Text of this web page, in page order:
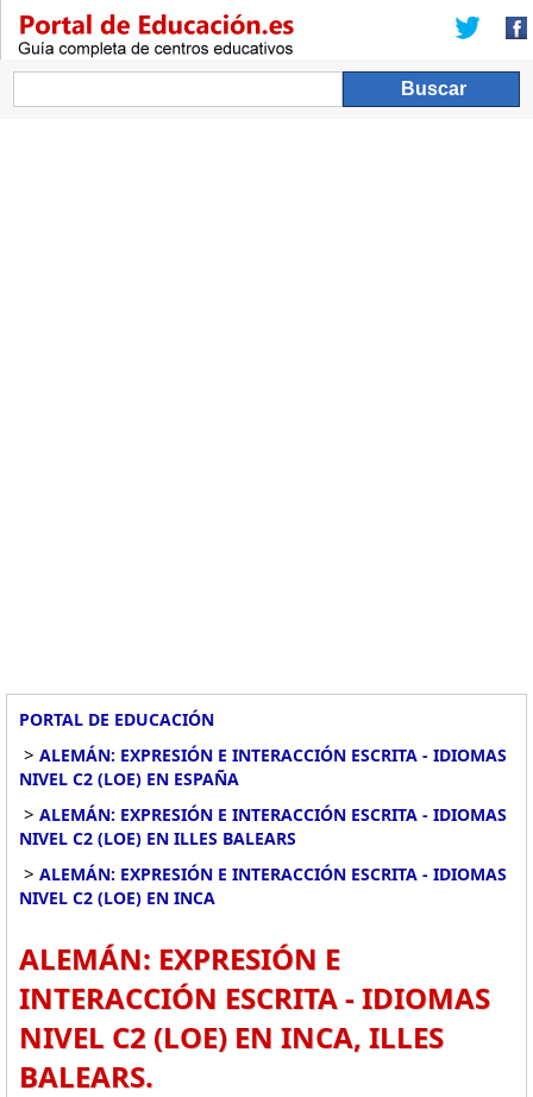
PORTAL DE EDUCACIÓN
> ALEMÁN: EXPRESIÓN E INTERACCIÓN ESCRITA - IDIOMAS
NIVEL C2 (LOE) EN ESPAÑA
> ALEMÁN: EXPRESIÓN E INTERACCIÓN ESCRITA - IDIOMAS
NIVEL C2 (LOE) EN ILLES BALEARS
> ALEMÁN: EXPRESIÓN E INTERACCIÓN ESCRITA - IDIOMAS
NIVEL C2 (LOE) EN INCA
ALEMÁN: EXPRESIÓN E
INTERACCIÓN ESCRITA - IDIOMAS
NIVEL C2 (LOE) EN INCA, ILLES
BALEARS.